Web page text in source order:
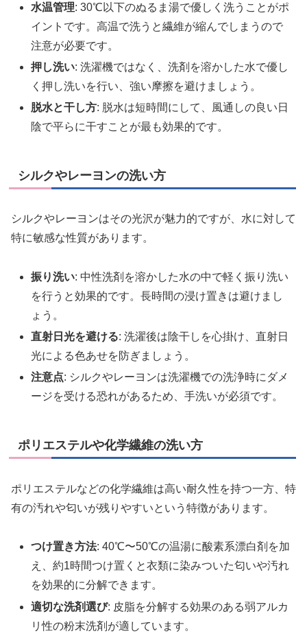
水温管理: 30℃以下のぬるま湯で優しく洗うことがポ
イントです。高温で洗うと繊維が縮んでしまうので
注意が必要です。
押し洗い: 洗濯機ではなく、洗剤を溶かした水で優し
く押し洗いを行い、強い摩擦を避けましょう。
脱水と干し方: 脱水は短時間にして、風通しの良い日
陰で平らに干すことが最も効果的です。
シルクやレーヨンの洗い方
シルクやレーヨンはその光沢が魅力的ですが、水に対して
特に敏感な性質があります。
振り洗い: 中性洗剤を溶かした水の中で軽く振り洗い
を行うと効果的です。長時間の浸け置きは避けまし
ょう。
直射日光を避ける: 洗濯後は陰干しを心掛け、直射日
光による色あせを防ぎましょう。
注意点: シルクやレーヨンは洗濯機での洗浄時にダメ
ージを受ける恐れがあるため、手洗いが必須です。
ポリエステルや化学繊維の洗い方
ポリエステルなどの化学繊維は高い耐久性を持つ一方、特
有の汚れや匂いが残りやすいという特徴があります。
つけ置き方法: 40℃〜50℃の温湯に酸素系漂白剤を加
え、約1時間つけ置くと衣類に染みついた匂いや汚れ
を効果的に分解できます。
適切な洗剤選び: 皮脂を分解する効果のある弱アルカ
リ性の粉末洗剤が適しています。